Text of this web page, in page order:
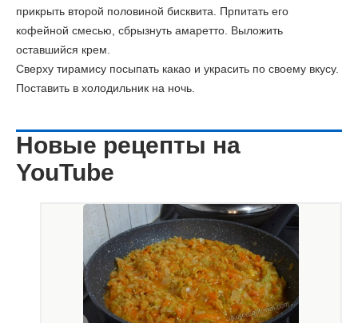
прикрыть второй половиной бисквита. Прпитать его
кофейной смесью, сбрызнуть амаретто. Выложить
оставшийся крем.
Сверху тирамису посыпать какао и украсить по своему вкусу.
Поставить в холодильник на ночь.
Новые рецепты на
YouTube